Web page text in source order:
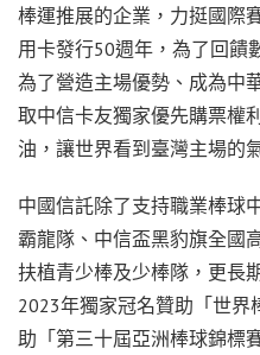
棒運推展的企業，力挺國際
用卡發行50週年，為了回饋
為了營造主場優勢、成為中
取中信卡友獨家優先購票權
油，讓世界看到臺灣主場的
中國信託除了支持職業棒球
霸龍隊、中信盃黑豹旗全國
扶植青少棒及少棒隊，更長
2023年獨家冠名贊助「世界
助「第三十屆亞洲棒球錦標